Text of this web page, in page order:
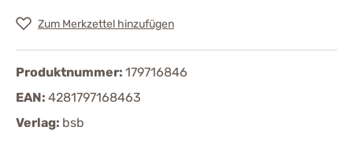
Zum Merkzettel hinzufügen
Produktnummer: 179716846
EAN: 4281797168463
Verlag: bsb